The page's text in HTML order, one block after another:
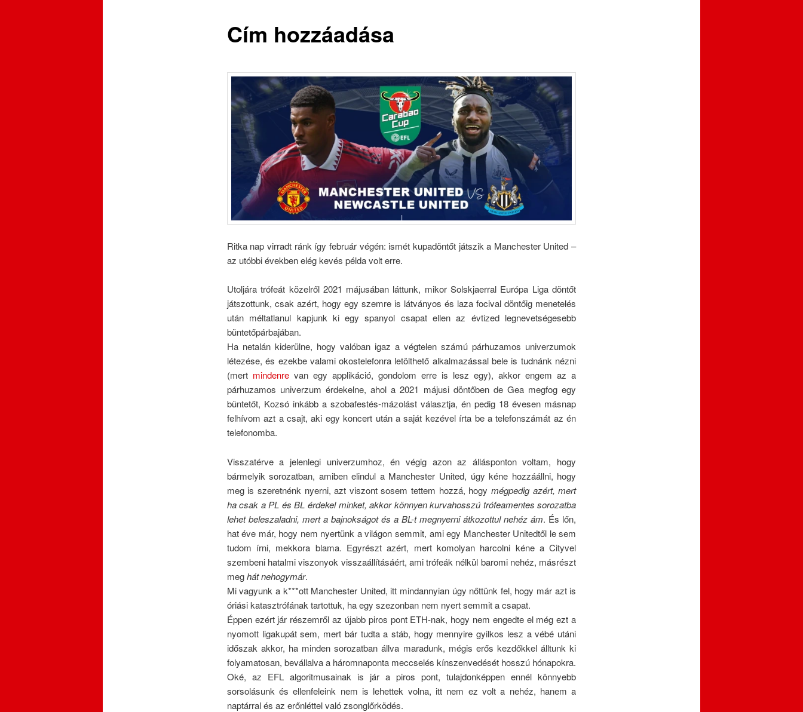
Cím hozzáadása
Ritka nap virradt ránk így február végén: ismét kupadöntőt játszik a Manchester United –
az utóbbi években elég kevés példa volt erre.
Utoljára trófeát közelről 2021 májusában láttunk, mikor Solskjaerral Európa Liga döntőt
játszottunk, csak azért, hogy egy szemre is látványos és laza focival döntőig menetelés
után méltatlanul kapjunk ki egy spanyol csapat ellen az évtized legnevetségesebb
büntetőpárbajában.
Ha netalán kiderülne, hogy valóban igaz a végtelen számú párhuzamos univerzumok
létezése, és ezekbe valami okostelefonra letölthető alkalmazással bele is tudnánk nézni
(mert mindenrevan egy applikáció, gondolom erre is lesz egy), akkor engem az a
párhuzamos univerzum érdekelne, ahol a 2021 májusi döntőben de Gea megfog egy
büntetőt, Kozsó inkább a szobafestés-mázolást választja, én pedig 18 évesen másnap
felhívom azt a csajt, aki egy koncert után a saját kezével írta be a telefonszámát az én
telefonomba.
Visszatérve a jelenlegi univerzumhoz, én végig azon az állásponton voltam, hogy
bármelyik sorozatban, amiben elindul a Manchester United, úgy kéne hozzáállni, hogy
meg is szeretnénk nyerni, azt viszont sosem tettem hozzá, hogy mégpedig azért, mert
ha csak a PL és BL érdekel minket, akkor könnyen kurvahosszú trófeamentes sorozatba
lehet beleszaladni, mert a bajnokságot és a BL-t megnyerni átkozottul nehéz ám. És lőn,
hat éve már, hogy nem nyertünk a világon semmit, ami egy Manchester Unitedtől le sem
tudom írni, mekkora blama. Egyrészt azért, mert komolyan harcolni kéne a Cityvel
szembeni hatalmi viszonyok visszaállításáért, ami trófeák nélkül baromi nehéz, másrészt
meghát nehogymár.
Mi vagyunk a k***ott Manchester United, itt mindannyian úgy nőttünk fel, hogy már azt is
óriási katasztrófának tartottuk, ha egy szezonban nem nyert semmit a csapat.
Éppen ezért jár részemről az újabb piros pont ETH-nak, hogy nem engedte el még ezt a
nyomott ligakupát sem, mert bár tudta a stáb, hogy mennyire gyilkos lesz a vébé utáni
időszak akkor, ha minden sorozatban állva maradunk, mégis erős kezdőkkel álltunk ki
folyamatosan, bevállalva a háromnaponta meccselés kínszenvedését hosszú hónapokra.
Oké, az EFL algoritmusainak is jár a piros pont, tulajdonképpen ennél könnyebb
sorsolásunk és ellenfeleink nem is lehettek volna, itt nem ez volt a nehéz, hanem a
naptárral és az erőnléttel való zsonglőrködés.